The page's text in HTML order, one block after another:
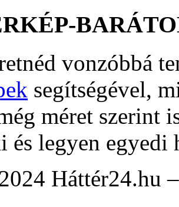
vonzóbbá
segítségével,
méret szerint
és legyen egyedi
Háttér24.hu